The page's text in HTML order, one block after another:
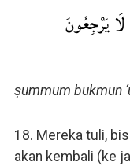
ṣummum bukmun
18. Mereka tuli,
akan kembali (ke